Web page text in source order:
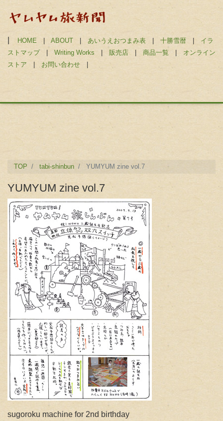
HOME | ABOUT | あいうえおつまみ表 | 十勝雪暦 | イラ
ストマップ| Writing Works | 販売店 | 商品一覧 | オンライン
ストア | お問い合わせ |
TOP tabi-shinbun YUMYUM zine vol.7
YUMYUM zine vol.7
sugoroku machine for 2nd birthday